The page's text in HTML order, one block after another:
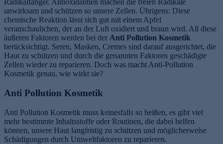
Radikalfänger. Antioxidantien machen die freien Radikale
unwirksam und schützen so unsere Zellen. Übrigens: Diese
chemische Reaktion lässt sich gut mit einem Apfel
veranschaulichen, der an der Luft oxidiert und braun wird. All diese
äußeren Faktoren werden bei der Anti Pollution Kosmetik
berücksichtigt. Seren, Masken, Cremes sind darauf ausgerichtet, die
Haut zu schützen und durch die genannten Faktoren geschädigte
Zellen wieder zu reparieren. Doch was macht Anti-Pollution
Kosmetik genau, wie wirkt sie?
Anti Pollution Kosmetik
Anti Pollution Kosmetik muss keinesfalls so heißen, es gibt viel
mehr bestimmte Inhaltsstoffe oder Routinen, die dabei helfen
können, unsere Haut langfristig zu schützen und möglicherweise
Schädigungen durch Umweltfaktoren zu reparieren.